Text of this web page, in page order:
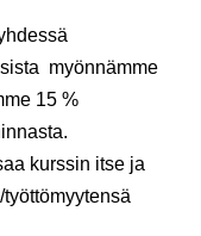
myönnämme
15 %
kurssin itse ja